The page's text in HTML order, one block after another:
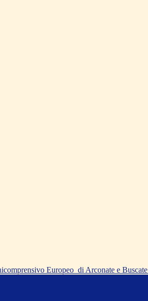
Europeo di Arconate e Buscate